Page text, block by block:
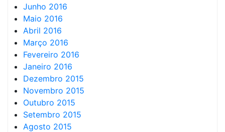
Junho 2016
Maio 2016
Abril 2016
Março 2016
Fevereiro 2016
Janeiro 2016
Dezembro 2015
Novembro 2015
Outubro 2015
Setembro 2015
Agosto 2015